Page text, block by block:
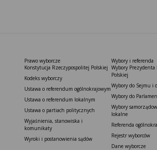
Prawo wyborcze
Konstytucja Rzeczypospolitej Polskiej​
Kodeks wyborczy
Ustawa o referendum ogólnokrajowym
Ustawa o referendum lokalnym
Ustawa o partiach politycznych
Wyjaśnienia, stanowiska i
komunikaty
Wyroki i postanowienia sądów
Wybory i referenda
Wybory Prezydenta
Polskiej
Wybory do Sejmu i
Wybory do
Wybory
lokalne
Referenda
Rejestr wyborców
Dane wyborcze